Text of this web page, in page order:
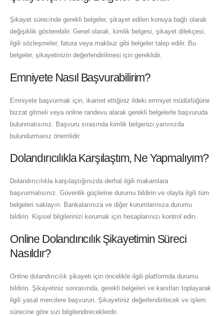
Şikayet sürecinde gerekli belgeler, şikayet edilen konuya bağlı olarak
değişiklik gösterebilir. Genel olarak, kimlik belgesi, şikayet dilekçesi,
ilgili sözleşmeler, fatura veya makbuz gibi belgeler talep edilir. Bu
belgeler, şikayetinizin değerlendirilmesi için gereklidir.
Emniyete Nasıl Başvurabilirim?
Emniyete başvurmak için, ikamet ettiğiniz ildeki emniyet müdürlüğüne
bizzat gitmeli veya online randevu alarak gerekli belgelerle başvuruda
bulunmalısınız. Başvuru sırasında kimlik belgenizi yanınızda
bulundurmanız önemlidir.
Dolandırıcılıkla Karşılaştım, Ne Yapmalıyım?
Dolandırıcılıkla karşılaştığınızda derhal ilgili makamlara
başvurmalısınız. Güvenlik güçlerine durumu bildirin ve olayla ilgili tüm
belgeleri saklayın. Bankalarınıza ve diğer kurumlarınıza durumu
bildirin. Kişisel bilgilerinizi korumak için hesaplarınızı kontrol edin.
Online Dolandırıcılık Şikayetimin Süreci
Nasıldır?
Online dolandırıcılık şikayeti için öncelikle ilgili platformda durumu
bildirin. Şikayetiniz sonrasında, gerekli belgeleri ve kanıtları toplayarak
ilgili yasal mercilere başvurun. Şikayetiniz değerlendirilecek ve işlem
sürecine göre sizi bilgilendireceklerdir.